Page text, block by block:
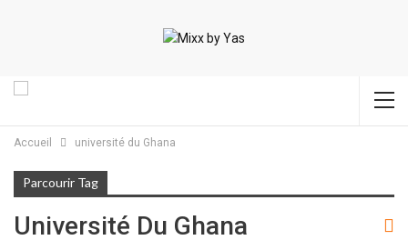
Accueil université du Ghana
Parcourir Tag
Université Du Ghana